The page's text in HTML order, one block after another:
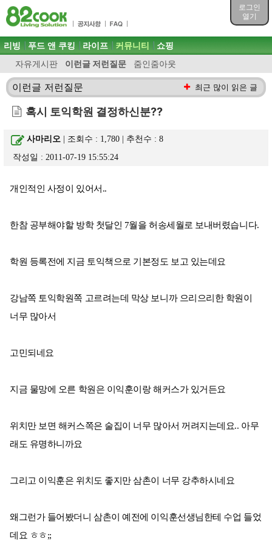
로그인
열기
목차
주메뉴 바로가기
컨텐츠 바로가기
검색 바로가기
로그인 바로가기
주메뉴
리빙 푸드 앤 쿠킹 라이프 커뮤니티
자유게시판 이런글 저런질문 줌인줌아웃
쇼핑
이런글 저런질문 최근 많이 읽은 글
혹시 토익학원 결정하신분??
사마리오 | 조회수 : 1,780 | 추천수 :8
작성일 : 2011-07-19 15:55:24
개인적인 사정이 있어서..
한참 공부해야할 방학 첫달인 7월을 허송세월로 보내버렸습니다.
학원 등록전에 지금 토익책으로 기본정도 보고 있는데요
강남쪽 토익학원쪽 고르려는데 막상 보니까 으리으리한 학원이
너무 많아서
고민되네요
지금 물망에 오른 학원은 이익훈이랑 해커스가 있거든요
위치만 보면 해커스쪽은 술집이 너무 많아서 꺼려지는데요.. 아무
래도 유명하니까요
그리고 이익훈은 위치도 좋지만 삼촌이 너무 강추하시네요
왜그런가 들어봤더니 삼촌이 예전에 이익훈선생님한테 수업 들었
데요 ㅎㅎ;;